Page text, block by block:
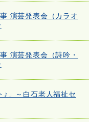
演芸発表会（カラオ
演芸発表会（詩吟・
」～白石老人福祉セ